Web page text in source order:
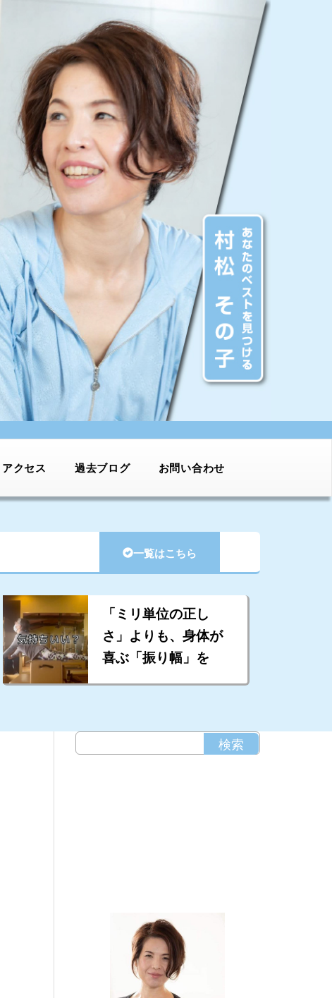
アクセス 過去ブログ お問い合わせ
一覧はこちら
「ミリ単位の正し
さ」よりも、身体が
喜ぶ「振り幅」を